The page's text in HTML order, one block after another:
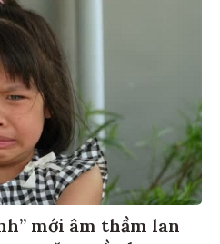
mới âm thầm lan